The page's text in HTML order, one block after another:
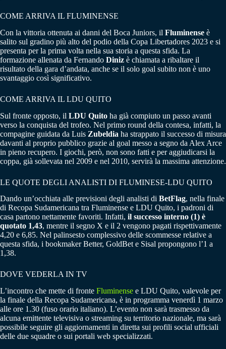
COME ARRIVA IL FLUMINENSE
Con la vittoria ottenuta ai danni del Boca Juniors, il Fluminense è
salito sul gradino più alto del podio della Copa Libertadores 2023 e si
presenta per la prima volta nella sua storia a questa sfida. La
formazione allenata da Fernando Diniz è chiamata a ribaltare il
risultato della gara d’andata, anche se il solo goal subito non è uno
svantaggio così significativo.
COME ARRIVA IL LDU QUITO
Sul fronte opposto, il LDU Quito ha già compiuto un passo avanti
verso la conquista del trofeo. Nel primo round della contesa, infatti, la
compagine guidata da Luis Zubeldia ha strappato il successo di misura
davanti al proprio pubblico grazie al goal messo a segno da Alex Arce
in pieno recupero. I giochi, però, non sono fatti e per aggiudicarsi la
coppa, già sollevata nel 2009 e nel 2010, servirà la massima attenzione.
LE QUOTE DEGLI ANALISTI DI FLUMINESE-LDU QUITO
Dando un’occhiata alle previsioni degli analisti di BetFlag, nella finale
di Recopa Sudamericana tra Fluminense e LDU Quito, i padroni di
casa partono nettamente favoriti. Infatti, il successo interno (1) è
quotato 1,43, mentre il segno X e il 2 vengono pagati rispettivamente
4,20 e 6,85. Nel palinsesto complessivo delle scommesse relative a
questa sfida, i bookmaker Better, GoldBet e Sisal propongono l’1 a
1,38.
DOVE VEDERLA IN TV
L’incontro che mette di fronte Fluminense e LDU Quito, valevole per
la finale della Recopa Sudamericana, è in programma venerdì 1 marzo
alle ore 1.30 (fuso orario italiano). L’evento non sarà trasmesso da
alcuna emittente televisiva o streaming su territorio nazionale, ma sarà
possibile seguire gli aggiornamenti in diretta sui profili social ufficiali
delle due squadre o sui portali web specializzati.